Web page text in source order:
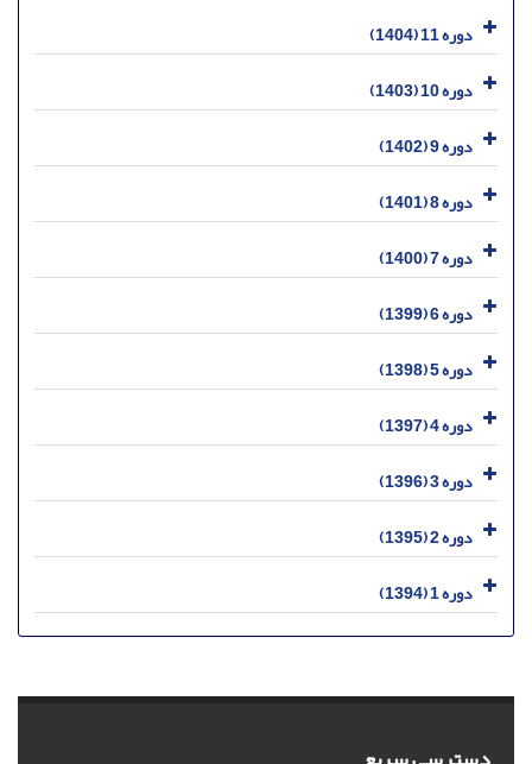
دوره 11 (1404)
دوره 10 (1403)
دوره 9 (1402)
دوره 8 (1401)
دوره 7 (1400)
دوره 6 (1399)
دوره 5 (1398)
دوره 4 (1397)
دوره 3 (1396)
دوره 2 (1395)
دوره 1 (1394)